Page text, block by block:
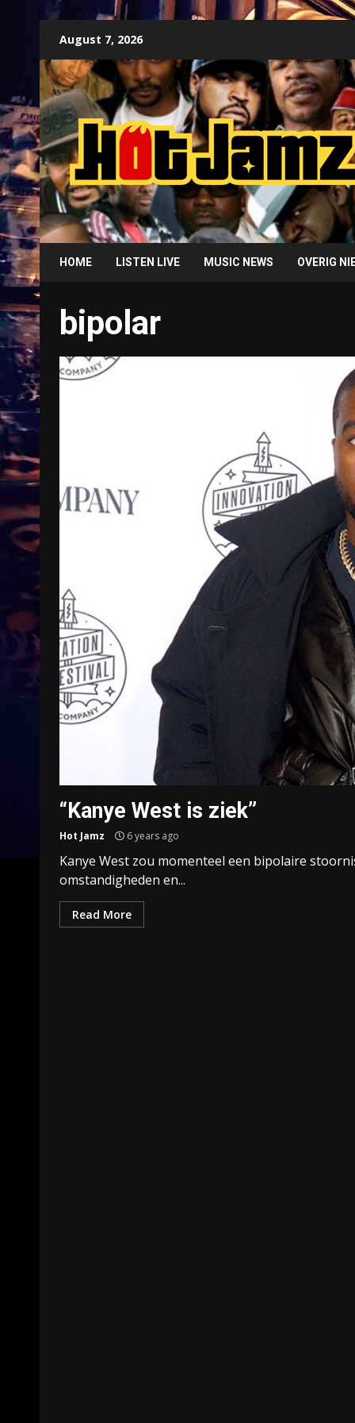
content
August 7, 2026
HOME LISTEN LIVE MUSIC NEWS OVERIG
bipolar
“Kanye West is ziek”
Hot Jamz 6 years ago
Kanye West zou momenteel een bipolaire
omstandigheden en...
Read More
Treinkaartjes worden duurder,
abonnementen verdwijnen
9 months ago